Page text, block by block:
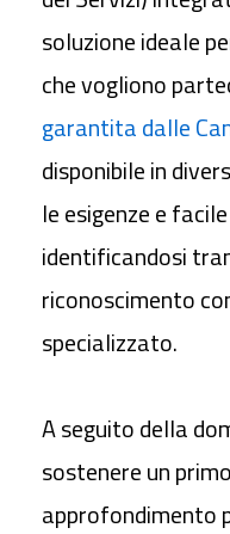
soluzione ideale
che vogliono
garantita dalle
disponibile in
le esigenze e
identificandosi
riconoscimento
specializzato.
A seguito della
sostenere un
approfondimento